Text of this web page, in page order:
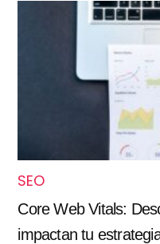
SEO
Core Web Vitals:
impactan tu